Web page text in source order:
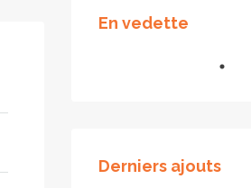
En vedette
Derniers ajouts